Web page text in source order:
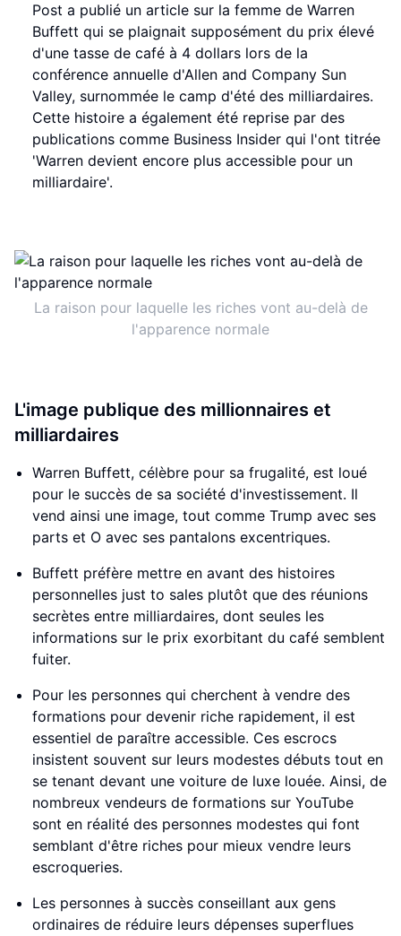
Post a publié un article sur la femme de Warren
Buffett qui se plaignait supposément du prix élevé
d'une tasse de café à 4 dollars lors de la
conférence annuelle d'Allen and Company Sun
Valley, surnommée le camp d'été des milliardaires.
Cette histoire a également été reprise par des
publications comme Business Insider qui l'ont titrée
'Warren devient encore plus accessible pour un
milliardaire'.
La raison pour laquelle les riches vont au-delà de
l'apparence normale
L'image publique des millionnaires et
milliardaires
Warren Buffett, célèbre pour sa frugalité, est loué
pour le succès de sa société d'investissement. Il
vend ainsi une image, tout comme Trump avec ses
parts et O avec ses pantalons excentriques.
Buffett préfère mettre en avant des histoires
personnelles just to sales plutôt que des réunions
secrètes entre milliardaires, dont seules les
informations sur le prix exorbitant du café semblent
fuiter.
Pour les personnes qui cherchent à vendre des
formations pour devenir riche rapidement, il est
essentiel de paraître accessible. Ces escrocs
insistent souvent sur leurs modestes débuts tout en
se tenant devant une voiture de luxe louée. Ainsi, de
nombreux vendeurs de formations sur YouTube
sont en réalité des personnes modestes qui font
semblant d'être riches pour mieux vendre leurs
escroqueries.
Les personnes à succès conseillant aux gens
ordinaires de réduire leurs dépenses superflues